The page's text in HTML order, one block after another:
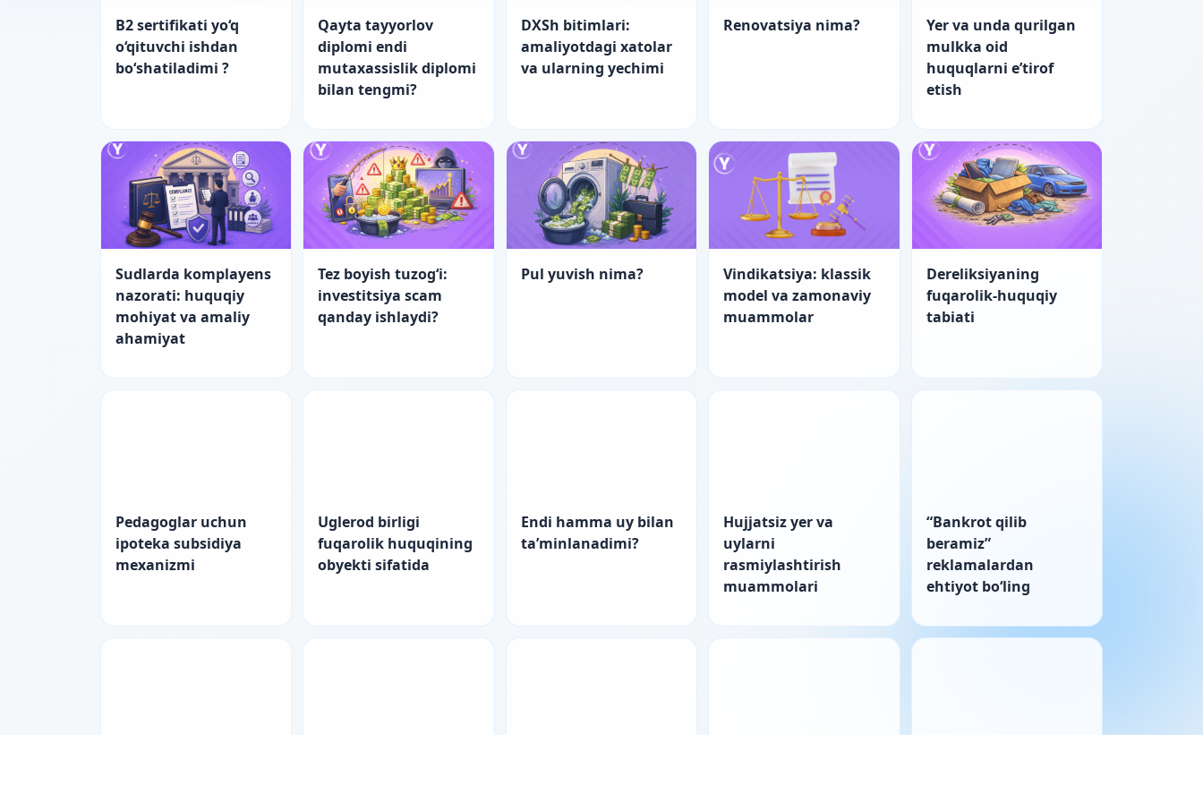
B2 sertifikati yo‘q
o‘qituvchi ishdan
bo‘shatiladimi ?
Qayta tayyorlov
diplomi endi
mutaxassislik diplomi
bilan tengmi?
DXSh bitimlari:
amaliyotdagi xatolar
va ularning yechimi
Renovatsiya nima?
Yer va unda qurilgan
mulkka oid
huquqlarni e’tirof
etish
Sudlarda komplayens
nazorati: huquqiy
mohiyat va amaliy
ahamiyat
Tez boyish tuzog‘i:
investitsiya scam
qanday ishlaydi?
Pul yuvish nima?
Vindikatsiya: klassik
model va zamonaviy
muammolar
Dereliksiyaning
fuqarolik-huquqiy
tabiati
Pedagoglar uchun
ipoteka subsidiya
mexanizmi
Uglerod birligi
fuqarolik huquqining
obyekti sifatida
Endi hamma uy bilan
ta’minlanadimi?
Hujjatsiz yer va
uylarni
rasmiylashtirish
muammolari
“Bankrot qilib
beramiz”
reklamalardan
ehtiyot boʻling